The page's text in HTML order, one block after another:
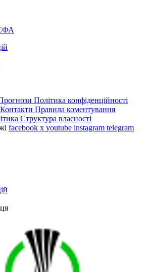
Політика конфіденційності
Контакти Правила коментування
Структура власності
facebook x youtube instagram telegram